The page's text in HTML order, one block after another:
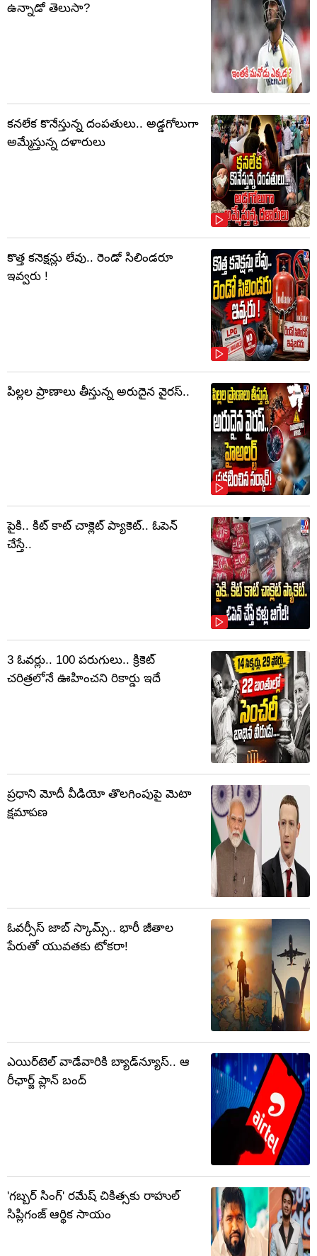
ఉన్నాడో తెలుసా?
కనలేక కొనేస్తున్న దంపతులు.. అడ్డగోలుగా
అమ్మేస్తున్న దళారులు
కొత్త కనెక్షన్లు లేవు.. రెండో సిలిండరూ
ఇవ్వరు !
పిల్లల ప్రాణాలు తీస్తున్న అరుదైన వైరస్..
పైకి.. కిట్‌ కాట్‌ చాక్లెట్ ప్యాకెట్‌.. ఓపెన్‌
చేస్తే..
3 ఓవర్లు.. 100 పరుగులు.. క్రికెట్
చరిత్రలోనే ఊహించని రికార్డు ఇదే
ప్రధాని మోదీ వీడియో తొలగింపుపై మెటా
క్షమాపణ
ఓవర్సీస్‌ జాబ్‌ స్కామ్స్‌.. భారీ జీతాల
పేరుతో యువతకు టోకరా!
ఎయిర్‌టెల్ వాడేవారికి బ్యాడ్‌న్యూస్.. ఆ
రీఛార్జ్ ప్లాన్ బంద్
'గబ్బర్ సింగ్' రమేష్ చికిత్సకు రాహుల్
సిప్లిగంజ్ ఆర్థిక సాయం